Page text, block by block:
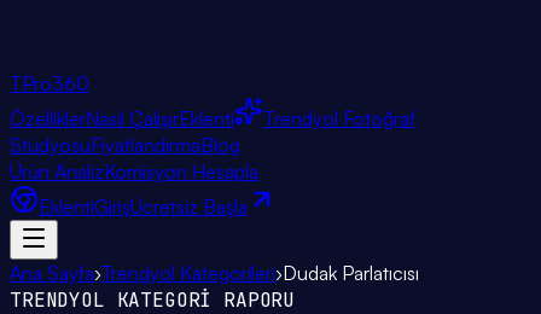
TPro360
ÖzelliklerNasıl ÇalışırEklenti
Trendyol Fotoğraf
StüdyosuFiyatlandırmaBlog
Ürün AnalizKomisyon Hesapla
EklentiGirişÜcretsiz Başla
Ana Sayfa›Trendyol Kategorileri›Dudak Parlatıcısı
TRENDYOL KATEGORİ RAPORU